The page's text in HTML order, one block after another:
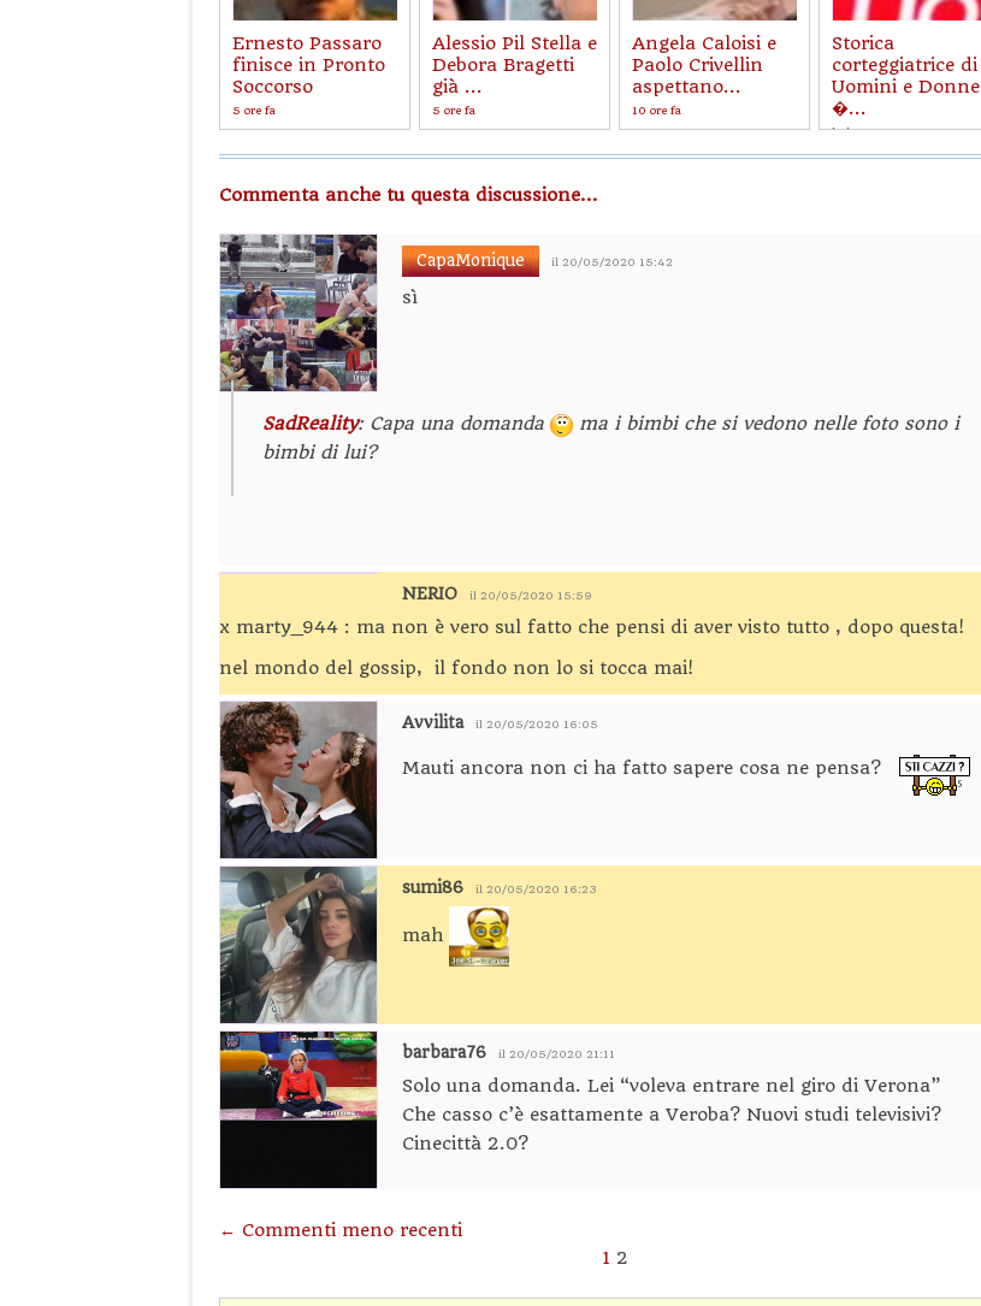
Ernesto Passaro
finisce in Pronto
Soccorso
5 ore fa
Alessio Pil Stella e
Debora Bragetti
già ...
5 ore fa
Angela Caloisi e
Paolo Crivellin
aspettano...
10 ore fa
Storica
corteggiatrice di
Uomini e Donne
�...
ieri 17:26
Commenta anche tu questa discussione...
CapaMonique il 20/05/2020 15:42
sì
SadReality: Capa una domanda
ma i bimbi che si vedono nelle foto sono i
bimbi di lui?
NERIO il 20/05/2020 15:59
x marty_944 : ma non è vero sul fatto che pensi di aver visto tutto , dopo questa!
nel mondo del gossip, il fondo non lo si tocca mai!
Avvilita il 20/05/2020 16:05
Mauti ancora non ci ha fatto sapere cosa ne pensa?
sumi86 il 20/05/2020 16:23
mah
barbara76 il 20/05/2020 21:11
Solo una domanda. Lei “voleva entrare nel giro di Verona”
Che casso c’è esattamente a Veroba? Nuovi studi televisivi?
Cinecittà 2.0?
Navigazione commenti
← Commenti meno recenti
1 2